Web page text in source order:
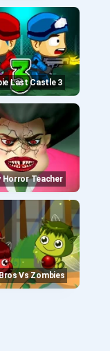
Last Castle 3
Horror Teacher
Bros Vs Zombies